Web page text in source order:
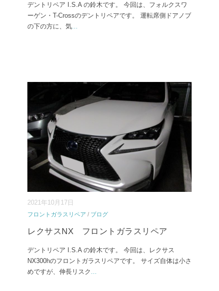
デントリペア I.S.A の鈴木です。 今回は、フォルクスワ
ーゲン・T-Crossのデントリペアです。 運転席側ドアノブ
の下の方に、気...
2021年10月17日
フロントガラスリペア / ブログ
レクサスNX フロントガラスリペア
デントリペア I.S.A の鈴木です。 今回は、レクサス
NX300hのフロントガラスリペアです。 サイズ自体は小さ
めですが、伸長リスク ...